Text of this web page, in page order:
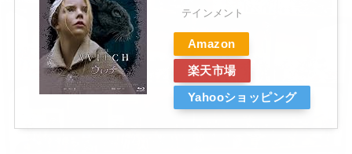
テインメント
Amazon
楽天市場
Yahooショッピング